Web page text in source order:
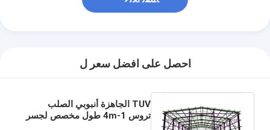
احصل على افضل سعر ل
TUV الجاهزة أنبوبي الصلب
تروس 1-4m طول مخصص لجسر